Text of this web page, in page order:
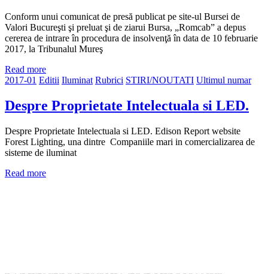
Conform unui comunicat de presă publicat pe site-ul Bursei de
Valori Bucureşti şi preluat şi de ziarui Bursa, „Romcab” a depus
cererea de intrare în procedura de insolvenţă în data de 10 februarie
2017, la Tribunalul Mureş
Read more
2017-01 Editii Iluminat Rubrici STIRI/NOUTATI Ultimul numar
Despre Proprietate Intelectuala si LED.
Despre Proprietate Intelectuala si LED. Edison Report website
Forest Lighting, una dintre Companiile mari in comercializarea de
sisteme de iluminat
Read more